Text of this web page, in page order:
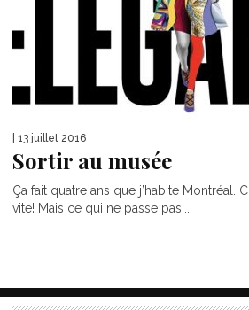
| 13 juillet 2016
Sortir au musée
Ça fait quatre ans que j’habite Montréal.
vite! Mais ce qui ne passe pas,...